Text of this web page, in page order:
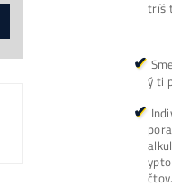
objemom
Koľko tento